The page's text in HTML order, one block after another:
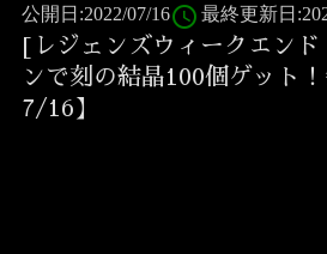
公開日:2022/07/16access_time 最終更新日
[レジェンズウィークエン
ンで刻の結晶100個ゲット
7/16】